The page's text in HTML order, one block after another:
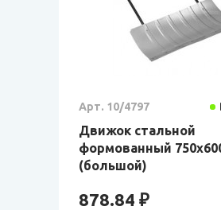
Арт. 10/4797
Движок стальной
формованный
(большой)
878.84 ₽